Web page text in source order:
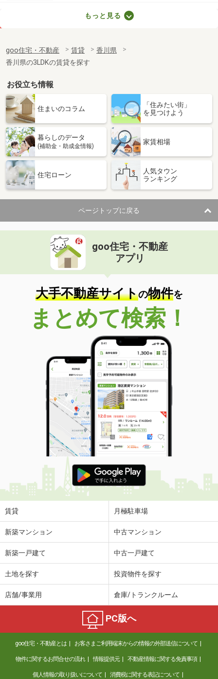
専有面積
58.07m²
間取り
香川県高松市寺井町
価 格
8.50万円
香川県高松市寺井町
専有面積 100.92m²
間取り
香川県三豊市山本町財田西
住 所
香川県三豊市山本町財田西
専有面積 50.78m²
間取り
2LDK
香川県三豊市三野町下高瀬
価 格
住 所
香川県三豊市三野町下高瀬
専有面積 50.14m²
間取り
2DK
香川県丸亀市富士見町１丁目
価 格
3.70万円
香川県丸亀市富士見町１丁目
27.29m²
間取り
ワンルーム
香川県坂出市川津町
価 格
3.10万円
住 所
香川県坂出市川津町
専有面積 39.17m²
間取り
2K
香川県高松市飯田町
価 格
4.45万円
住 所
香川県高松市飯田町
専有面積
香川県綾歌郡宇多津町浜二番丁
5.45万円
香川県丸亀市三条町
3.60万円
住 所
香川県丸亀市三条町
専有面積 40.58m²
間取り
2DK
香川県高松市仏生山町甲
もっと見る
goo住宅・不動産 賃貸
香川県
香川県の3LDKの賃貸を探す
お役立ち情報
住まいのコラム
「住みたい街」
を見つけよう
暮らしのデータ
(補助金・助成金情報)
家賃相場
住宅ローン
人気タウン
ランキング
ページトップに戻る
goo住宅・不動産
アプリ
大手不動産サイトの物件を
まとめて検索！
賃貸 月極駐車場
新築マンション 中古マンション
新築一戸建て 中古一戸建て
土地を探す 投資物件を探す
店舗/事業用 倉庫/トランクルーム
PC版へ
goo住宅・不動産とは お客さまご利用端末からの情報の外部送信について
物件に関するお問合せの流れ 情報提供元 不動産情報に関する免責事項
個人情報の取り扱いについて 消費税に関する表記について